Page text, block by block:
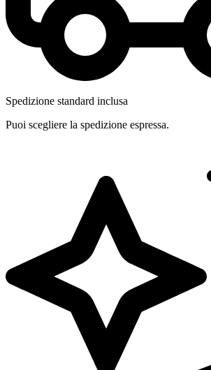
Spedizione standard inclusa
Puoi scegliere la spedizione espressa.